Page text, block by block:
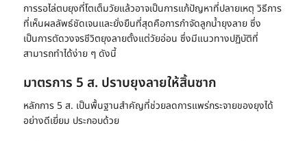
การรอไล่ตบยุงที่โตเต็มวัยแล้วอาจเป็นการแก้ปัญหาที่ปลายเหตุ วิธีการ
ที่เห็นผลลัพธ์ชัดเจนและยั่งยืนที่สุดคือการกําจัดลูกน้ํายุงลายซึ่ง
เป็นการตัดวงจรชีวิตยุงลายตั้งแต่วัยอ่อน ซึ่งมีแนวทางปฏิบัติที่
สามารถทำได้ง่าย ๆ ดังนี้
มาตรการ 5 ส. ปราบยุงลายให้สิ้นซาก
หลักการ 5 ส. เป็นพื้นฐานสำคัญที่ช่วยลดการแพร่กระจายของยุงได้
อย่างดีเยี่ยม ประกอบด้วย